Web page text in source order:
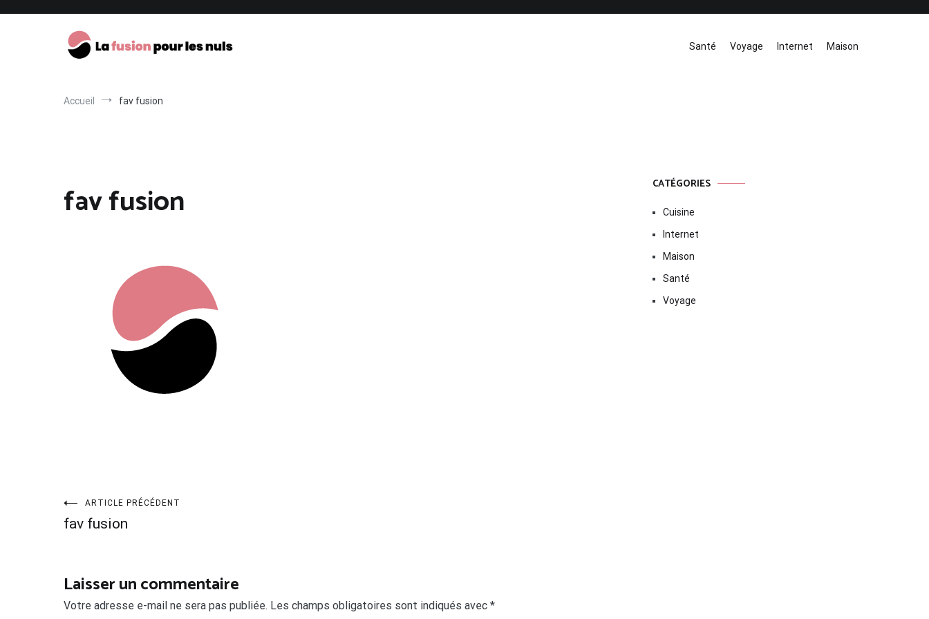
Santé Voyage Internet Maison
Accueil fav fusion
fav fusion
Navigation
l’article
ARTICLE PRÉCÉDENT
fav fusion
Laisser un commentaire
Votre adresse e-mail ne sera pas publiée. Les champs obligatoires sont indiqués avec *
CATÉGORIES
Cuisine
Internet
Maison
Santé
Voyage